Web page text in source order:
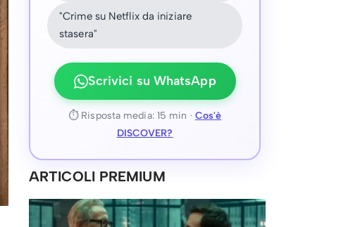
"Crime su Netflix da iniziare
stasera"
Scrivici su WhatsApp
⏱ Risposta media: 15 min · Cos'è
DISCOVER?
ARTICOLI PREMIUM